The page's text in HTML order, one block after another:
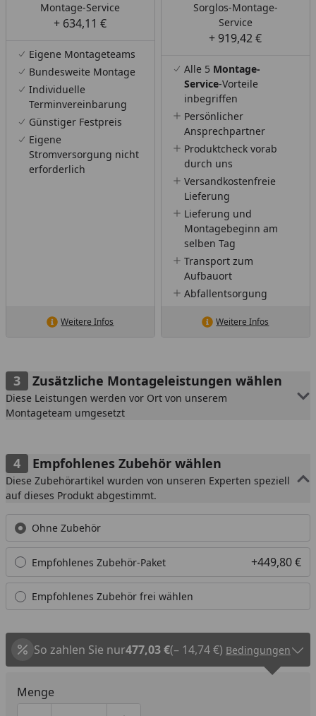
Montage-Service
+ 634,11 €
Eigene Montageteams
Bundesweite Montage
Individuelle
Terminvereinbarung
Günstiger Festpreis
Eigene
Stromversorgung nicht
erforderlich
Weitere Infos
Sorglos-Montage-
Service
+ 919,42 €
Alle 5 Montage-
Service-Vorteile
inbegriffen
Persönlicher
Ansprechpartner
Produktcheck vorab
durch uns
Versandkostenfreie
Lieferung
Lieferung und
Montagebeginn am
selben Tag
Transport zum
Aufbauort
Abfallentsorgung
Weitere Infos
Zusätzliche Montageleistungen wählen
Diese Leistungen werden vor Ort von unserem
Montageteam umgesetzt
Empfohlenes Zubehör wählen
Diese Zubehörartikel wurden von unseren Experten speziell
auf dieses Produkt abgestimmt.
Ohne Zubehör
Empfohlenes Zubehör-Paket +449,80 €
Empfohlenes Zubehör frei wählen
So zahlen Sie nur477,03 €(– 14,74 €) Bedingungen
Menge